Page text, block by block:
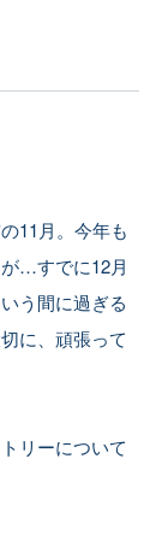
11月。今年も
…すでに12月
う間に過ぎる
に、頑張って
リーについて